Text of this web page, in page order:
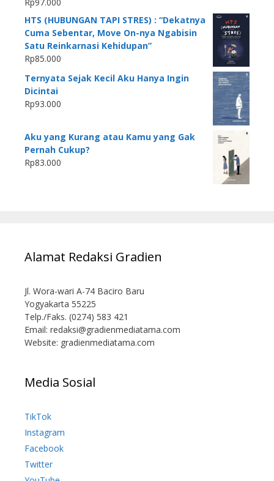
HTS (HUBUNGAN TAPI STRES) : “Dekatnya
Cuma Sebentar, Move On-nya Ngabisin
Satu Reinkarnasi Kehidupan”
Rp85.000
Ternyata Sejak Kecil Aku Hanya Ingin
Dicintai
Rp93.000
Aku yang Kurang atau Kamu yang Gak
Pernah Cukup?
Rp83.000
Alamat Redaksi Gradien
Jl. Wora-wari A-74 Baciro Baru
Yogyakarta 55225
Telp./Faks. (0274) 583 421
Email: redaksi@gradienmediatama.com
Website: gradienmediatama.com
Media Sosial
TikTok
Instagram
Facebook
Twitter